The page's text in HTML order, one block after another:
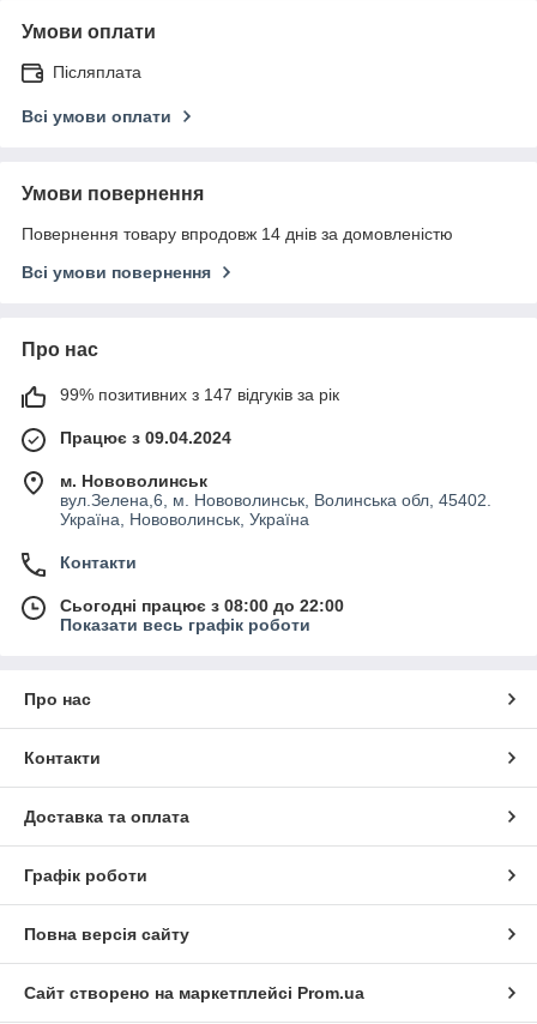
Умови оплати
Післяплата
Всі умови оплати
Умови повернення
Повернення товару впродовж 14 днів за домовленістю
Всі умови повернення
Про нас
99% позитивних з 147 відгуків за рік
Працює з 09.04.2024
м. Нововолинськ
вул.Зелена,6, м. Нововолинськ, Волинська обл, 45402.
Україна, Нововолинськ, Україна
Контакти
Сьогодні працює з 08:00 до 22:00
Показати весь графік роботи
Про нас
Контакти
Доставка та оплата
Графік роботи
Повна версія сайту
Сайт створено на маркетплейсі Prom.ua